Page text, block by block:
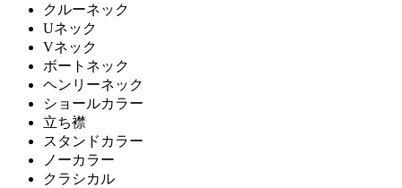
クルーネック
Uネック
Vネック
ボートネック
ヘンリーネック
ショールカラー
立ち襟
スタンドカラー
ノーカラー
クラシカル